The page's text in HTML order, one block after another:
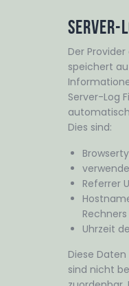
Server-
Der
speichert
Server-Log
Dies sind:
Referrer
Rechners
Uhrzeit
Diese Daten
sind nicht